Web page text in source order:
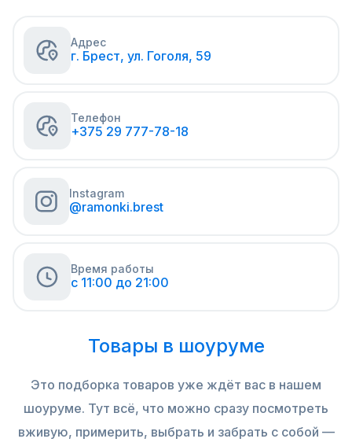
Адрес
г. Брест, ул. Гоголя, 59
Телефон
+375 29 777-78-18
Instagram
@ramonki.brest
Время работы
c 11:00 до 21:00
Товары в шоуруме
Это подборка товаров уже ждёт вас в нашем
шоуруме. Тут всё, что можно сразу посмотреть
вживую, примерить, выбрать и забрать с собой —